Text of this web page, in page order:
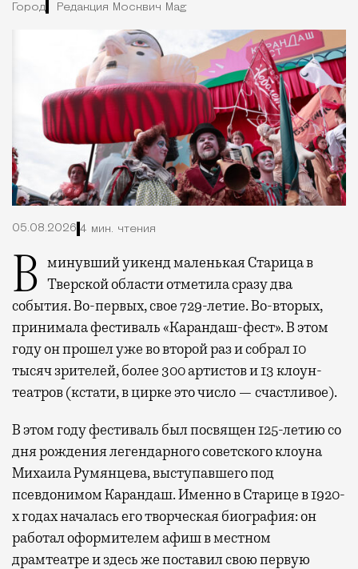
Город Редакция Москвич Mag
05.08.2026 4 мин. чтения
В минувший уикенд маленькая Старица в Тверской области отметила сразу два
события. Во-первых, свое 729-летие. Во-вторых,
принимала фестиваль «Карандаш-фест». В этом
году он прошел уже во второй раз и собрал 10
тысяч зрителей, более 300 артистов и 13 клоун-
театров (кстати, в цирке это число — счастливое).
В этом году фестиваль был посвящен 125-летию со
дня рождения легендарного советского клоуна
Михаила Румянцева, выступавшего под
псевдонимом Карандаш. Именно в Старице в 1920-
х годах началась его творческая биография: он
работал оформителем афиш в местном
драмтеатре и здесь же поставил свою первую